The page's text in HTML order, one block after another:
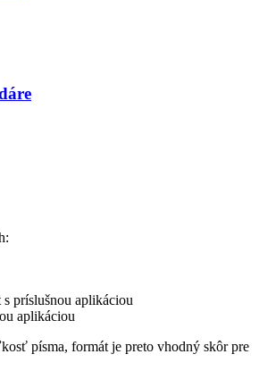
s príslušnou aplikáciou
aplikáciou
písma, formát je preto vhodný skôr pre